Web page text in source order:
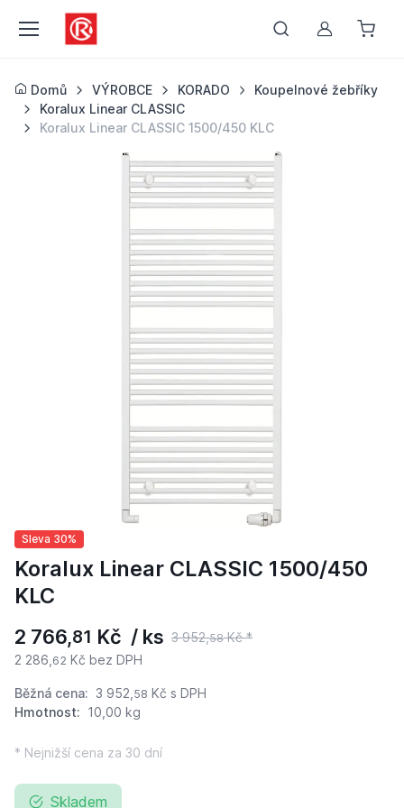
Můj účet
Domů VÝROBCE KORADO
Koupelnové žebříky
Koralux Linear CLASSIC
Koralux Linear CLASSIC 1500/450 KLC
Sleva 30%
Koralux Linear CLASSIC 1500/450
KLC
2 766,81 Kč / ks 3 952,58Kč *
2 286, 62 Kč bez DPH
Běžná cena: 3 952, 58 Kč s DPH
Hmotnost: 10,00 kg
* Nejnižší cena za 30 dní
Skladem